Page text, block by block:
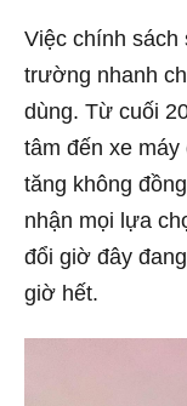
Việc chính sách
trường nhanh
dùng. Từ cuối
tâm đến xe
tăng không
nhận mọi lựa
đổi giờ đây
giờ hết.